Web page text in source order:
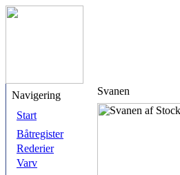
Navigering
Start
Båtregister
Rederier
Varv
Svanen